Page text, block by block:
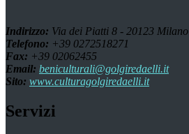
Indirizzo: Via dei Piatti 8 - 20123 Milano
Telefono: +39 0272518271
Fax: +39 02062455
Email: beniculturali@golgiredaelli.it
Sito: www.culturagolgiredaelli.it
Servizi